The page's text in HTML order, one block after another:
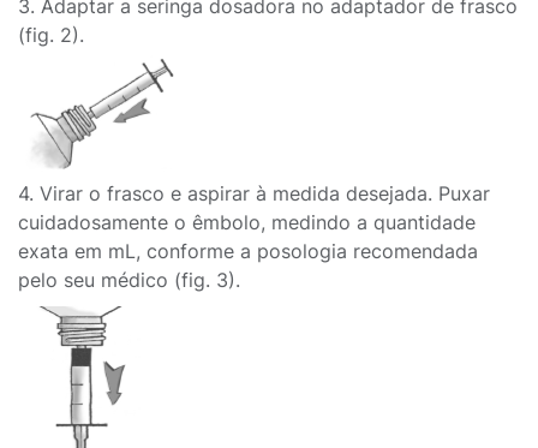
3. Adaptar a seringa dosadora no adaptador de frasco
(fig. 2).
4. Virar o frasco e aspirar à medida desejada. Puxar
cuidadosamente o êmbolo, medindo a quantidade
exata em mL, conforme a posologia recomendada
pelo seu médico (fig. 3).